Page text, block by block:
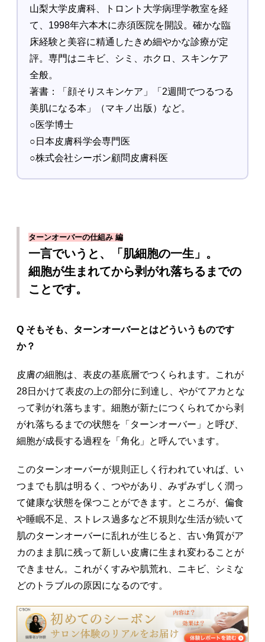
山梨大学皮膚科、トロント大学病理学教室を経
て、1998年六本木に赤須医院を開設。確かな臨
床経験と美容に精通したきめ細やかな診療が定
評。専門はニキビ、シミ、ホクロ、スキンケア
全般。
著書：「顔そりスキンケア」「2週間でつるつる
美肌になる本」（マキノ出版）など。
○医学博士
○日本皮膚科学会専門医
○株式会社シーボン顧問皮膚科医
ターンオーバーの仕組み 編
一言でいうと、「肌細胞の一生」。
細胞が生まれてから剥がれ落ちるまでの
ことです。
Q そもそも、ターンオーバーとはどういうものです
か？
皮膚の細胞は、表皮の基底層でつくられます。これが
28日かけて表皮の上の部分に到達し、やがてアカとな
って剥がれ落ちます。細胞が新たにつくられてから剥
がれ落ちるまでの状態を「ターンオーバー」と呼び、
細胞が成長する過程を「角化」と呼んでいます。
このターンオーバーが規則正しく行われていれば、い
つまでも肌は明るく、つやがあり、みずみずしく潤っ
て健康な状態を保つことができます。ところが、偏食
や睡眠不足、ストレス過多など不規則な生活が続いて
肌のターンオーバーに乱れが生じると、古い角質がア
カのまま肌に残って新しい皮膚に生まれ変わることが
できません。これがくすみや肌荒れ、ニキビ、シミな
どのトラブルの原因になるのです。